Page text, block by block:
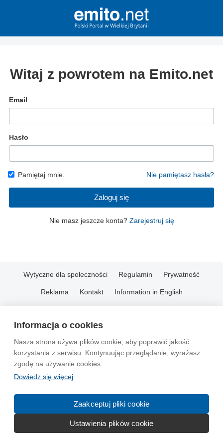
Informacja o cookies
Nasza strona używa plików cookie, aby poprawić jakość
korzystania z serwisu. Kontynuując przeglądanie, wyrażasz
zgodę na używanie cookies.
Dowiedz się więcej
Zaakceptuj pliki cookie
Ustawienia plików cookie
Witaj z powrotem na Emito.net
Email
Hasło
Pamiętaj mnie. Nie pamiętasz hasła?
Zaloguj się
Nie masz jeszcze konta? Zarejestruj się
Wytyczne dla społeczności Regulamin Prywatność
Reklama Kontakt Information in English